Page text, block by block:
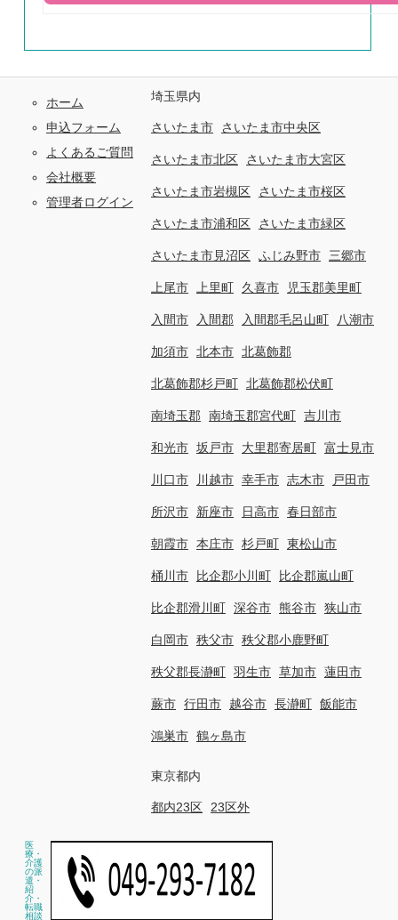
ホーム
申込フォーム
よくあるご質問
会社概要
管理者ログイン
埼玉県内
さいたま市 さいたま市中央区
さいたま市北区 さいたま市大宮区
さいたま市岩槻区 さいたま市桜区
さいたま市浦和区 さいたま市緑区
さいたま市見沼区 ふじみ野市 三郷市
上尾市 上里町 久喜市 児玉郡美里町
入間市 入間郡 入間郡毛呂山町 八潮市
加須市 北本市 北葛飾郡
北葛飾郡杉戸町 北葛飾郡松伏町
南埼玉郡 南埼玉郡宮代町 吉川市
和光市 坂戸市 大里郡寄居町 富士見市
川口市 川越市 幸手市 志木市 戸田市
所沢市 新座市 日高市 春日部市
朝霞市 本庄市 杉戸町 東松山市
桶川市 比企郡小川町 比企郡嵐山町
比企郡滑川町 深谷市 熊谷市 狭山市
白岡市 秩父市 秩父郡小鹿野町
秩父郡長瀞町 羽生市 草加市 蓮田市
蕨市 行田市 越谷市 長瀞町 飯能市
鴻巣市 鶴ヶ島市
東京都内
都内23区 23区外
医
療・
介護
の派
遣・
紹
介・
転職
相談